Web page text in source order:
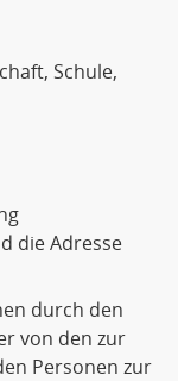
Schule,
die Adresse
durch den
von den zur
Personen zur